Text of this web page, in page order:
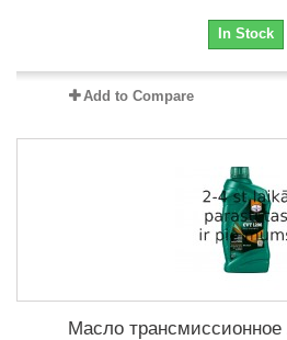
In Stock
Add to Compare
Масло трансмиссионное